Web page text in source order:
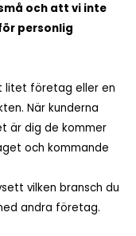
och att vi inte
personlig
litet företag eller en
När kunderna
är dig de kommer
och kommande
vilken bransch du
andra företag.